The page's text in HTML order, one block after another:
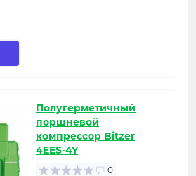
Полугерметичный
поршневой
компрессор Bitzer
4EES-4Y
0